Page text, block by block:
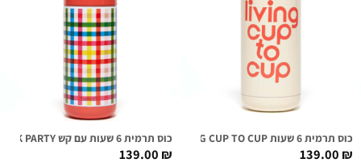
כוס תרמית 6 שעות LIVING CUP TO CUP
139.00₪
כוס תרמית 6 שעות עם קש BLOCK PARTY
139.00₪